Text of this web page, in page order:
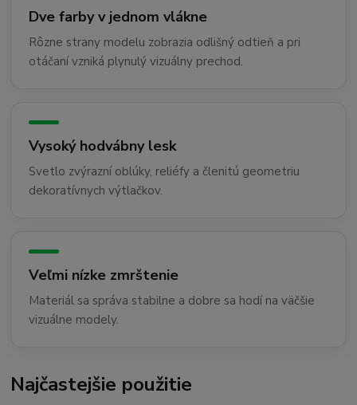
Dve farby v jednom vlákne
Rôzne strany modelu zobrazia odlišný odtieň a pri
otáčaní vzniká plynulý vizuálny prechod.
Vysoký hodvábny lesk
Svetlo zvýrazní oblúky, reliéfy a členitú geometriu
dekoratívnych výtlačkov.
Veľmi nízke zmrštenie
Materiál sa správa stabilne a dobre sa hodí na väčšie
vizuálne modely.
Najčastejšie použitie